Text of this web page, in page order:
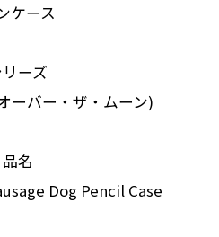
ケース
ーズ
ーバー・ザ・ムーン)
品名
Dog Pencil Case